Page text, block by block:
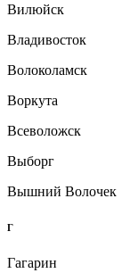
Вилюйск
Владивосток
Волоколамск
Воркута
Всеволожск
Выборг
Вышний Волочек
Г
Гагарин